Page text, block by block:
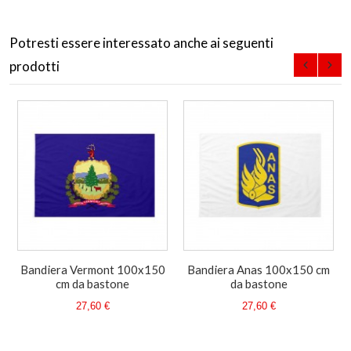
Potresti essere interessato anche ai seguenti
prodotti
Bandiera Vermont 100x150
cm da bastone
27,60 €
Bandiera Anas 100x150 cm
da bastone
27,60 €